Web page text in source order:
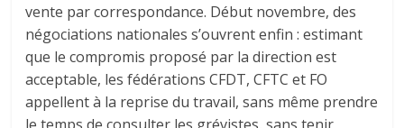
vente par correspondance. Début novembre, des
négociations nationales s’ouvrent enfin : estimant
que le compromis proposé par la direction est
acceptable, les fédérations CFDT, CFTC et FO
appellent à la reprise du travail, sans même prendre